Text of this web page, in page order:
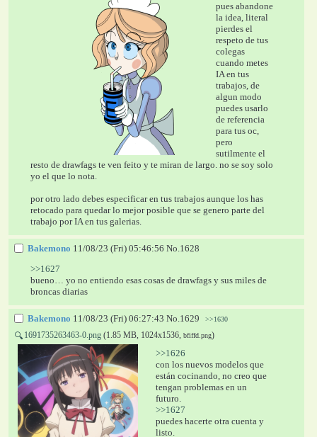
pues abandone
la idea, literal
pierdes el
respeto de tus
colegas
cuando metes
IA en tus
trabajos, de
algun modo
puedes usarlo
de referencia
para tus oc,
pero
sutilmente el
resto de drawfags te ven feito y te miran de largo. no se soy solo
yo el que lo nota.
por otro lado debes especificar en tus trabajos aunque los has
retocado para quedar lo mejor posible que se genero parte del
trabajo por IA en tus galerias.
Bakemono 11/08/23 (Fri) 05:46:56 No.1628
>>1627
bueno… yo no entiendo esas cosas de drawfags y sus miles de
broncas diarias
Bakemono 11/08/23 (Fri) 06:27:43 No.1629 >>1630
🔍 1691735263463-0.png (1.85 MB, 1024x1536, bfiffd.png)
>>1626
con los nuevos modelos que
están cocinando, no creo que
tengan problemas en un
futuro.
>>1627
puedes hacerte otra cuenta y
listo.